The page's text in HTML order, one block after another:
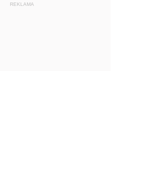
REKLAMA